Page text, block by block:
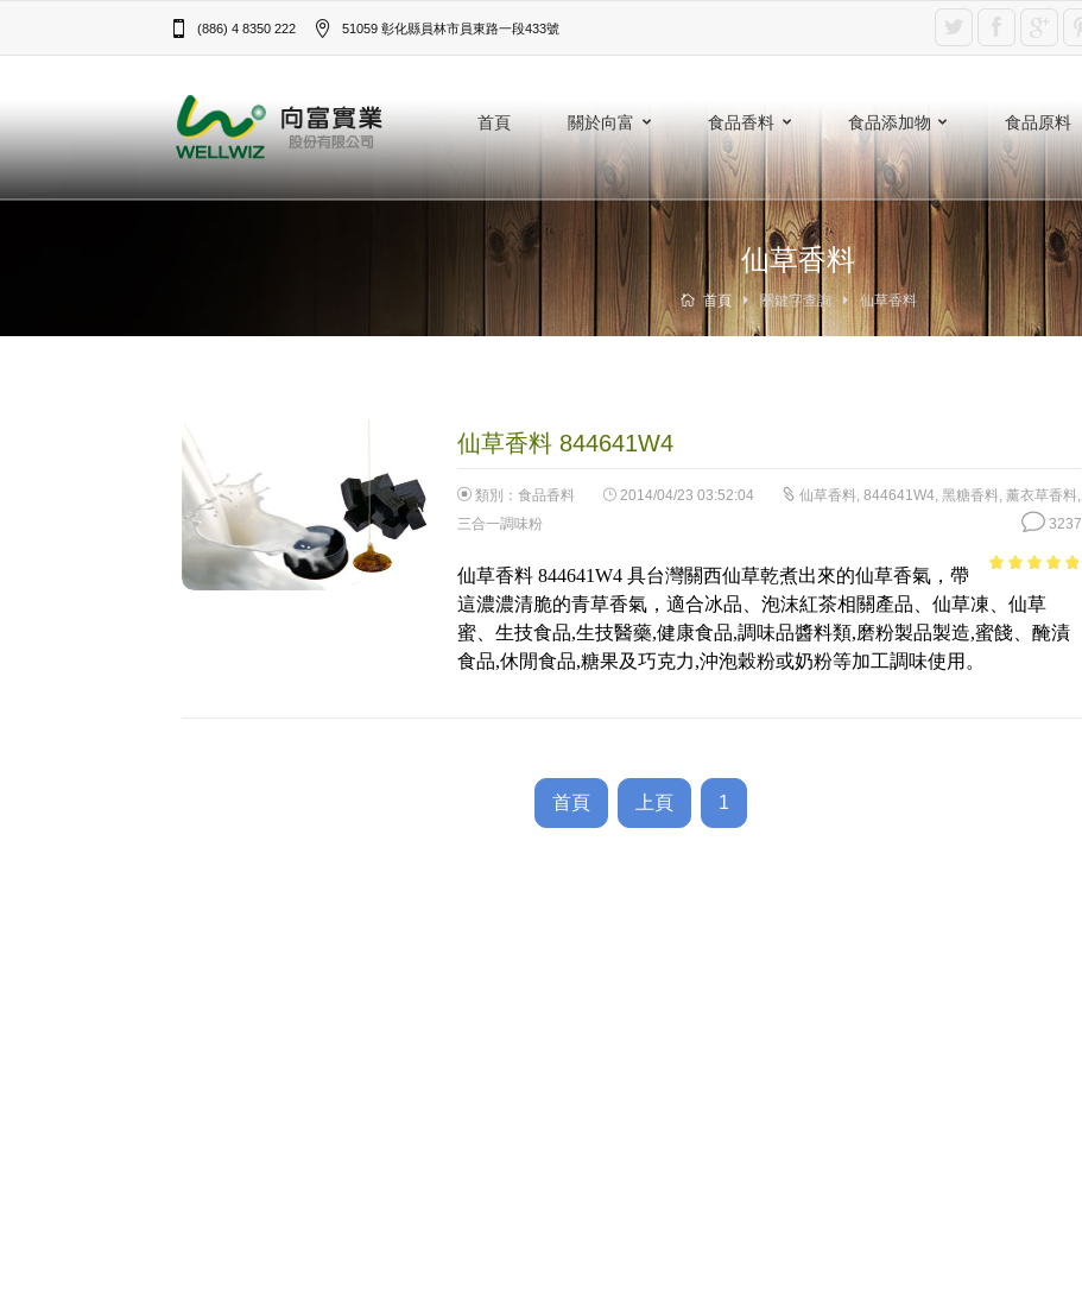
(886) 4 8350 222 51059 彰化縣員林市員東路一段433號‎
首頁 關於向富 食品香料 食品添加物 食品原料
仙草香料
首頁 關鍵字查詢 仙草香料
仙草香料 844641W4
類別： 食品香料 2014/04/23 03:52:04 仙草香料, 844641W4, 黑糖香料, 薰衣草香料,
三合一調味粉
3237
5
仙草香料 844641W4 具台灣關西仙草乾煮出來的仙草香氣，帶
這濃濃清脆的青草香氣，適合冰品、泡沫紅茶相關產品、仙草凍、仙草
蜜、生技食品,生技醫藥,健康食品,調味品醬料類,磨粉製品製造,蜜餞、醃漬
食品,休閒食品,糖果及巧克力,沖泡穀粉或奶粉等加工調味使用。
首頁 上頁 1